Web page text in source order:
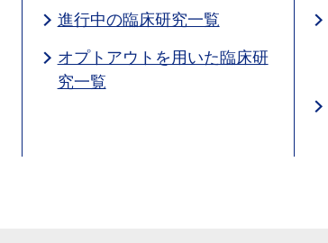
進行中の臨床研究一覧
オプトアウトを用いた臨床研
究一覧